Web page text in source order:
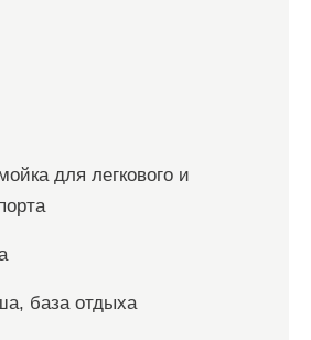
для легкового и
база отдыха